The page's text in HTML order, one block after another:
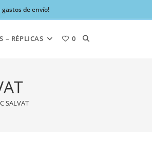
gastos de envío!
– RÉPLICAS 0 ALTERNAR
SALVAT